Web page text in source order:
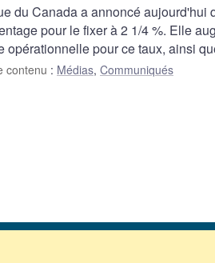
du Canada a annoncé
pour le fixer à 2 1/4 %. Elle
opérationnelle pour ce taux, ainsi
contenu : Médias, Communiqués